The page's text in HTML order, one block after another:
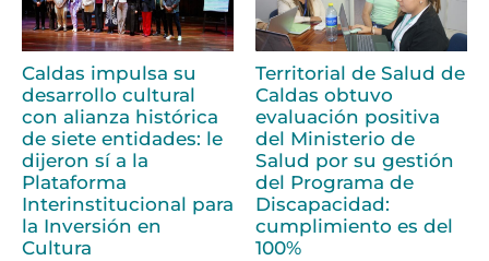
Caldas impulsa su
desarrollo cultural
con alianza histórica
de siete entidades: le
dijeron sí a la
Plataforma
Interinstitucional para
la Inversión en
Cultura
Territorial de Salud de
Caldas obtuvo
evaluación positiva
del Ministerio de
Salud por su gestión
del Programa de
Discapacidad:
cumplimiento es del
100%